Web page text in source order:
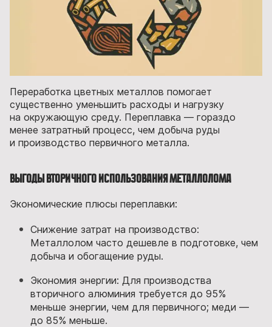
Переработка цветных металлов помогает
существенно уменьшить расходы и нагрузку
на окружающую среду. Переплавка — гораздо
менее затратный процесс, чем добыча руды
и производство первичного металла.
Выгоды вторичного использования металлолома
Экономические плюсы переплавки:
Снижение затрат на производство:
Металлолом часто дешевле в подготовке, чем
добыча и обогащение руды.
Экономия энергии: Для производства
вторичного алюминия требуется до 95%
меньше энергии, чем для первичного; меди —
до 85% меньше.